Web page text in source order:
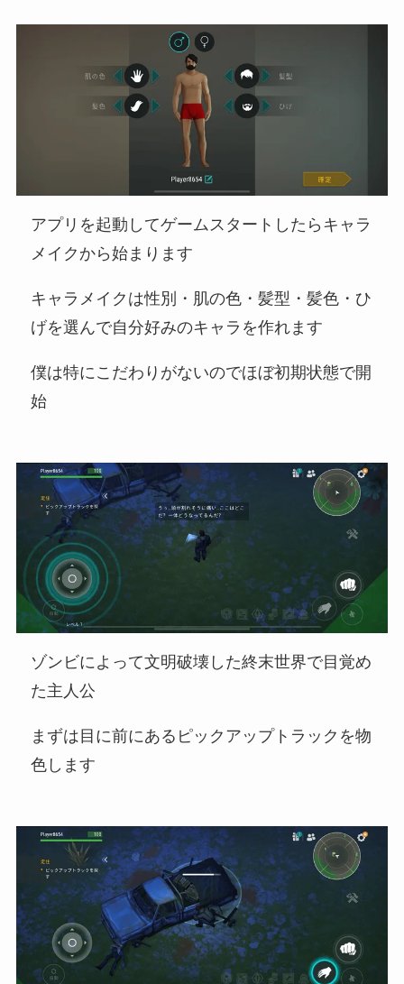
アプリを起動してゲームスタートしたらキャラ
メイクから始まります
キャラメイクは性別・肌の色・髪型・髪色・ひ
げを選んで自分好みのキャラを作れます
僕は特にこだわりがないのでほぼ初期状態で開
始
ゾンビによって文明破壊した終末世界で目覚め
た主人公
まずは目に前にあるピックアップトラックを物
色します